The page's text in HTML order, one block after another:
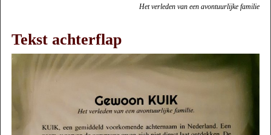
Het verleden van een avontuurlijke familie
Tekst achterflap